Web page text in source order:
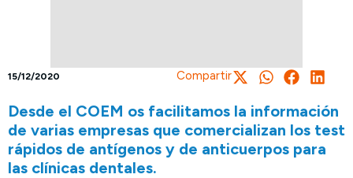
15/12/2020 Compartir
Desde el COEM os facilitamos la información
de varias empresas que comercializan los test
rápidos de antígenos y de anticuerpos para
las clínicas dentales.